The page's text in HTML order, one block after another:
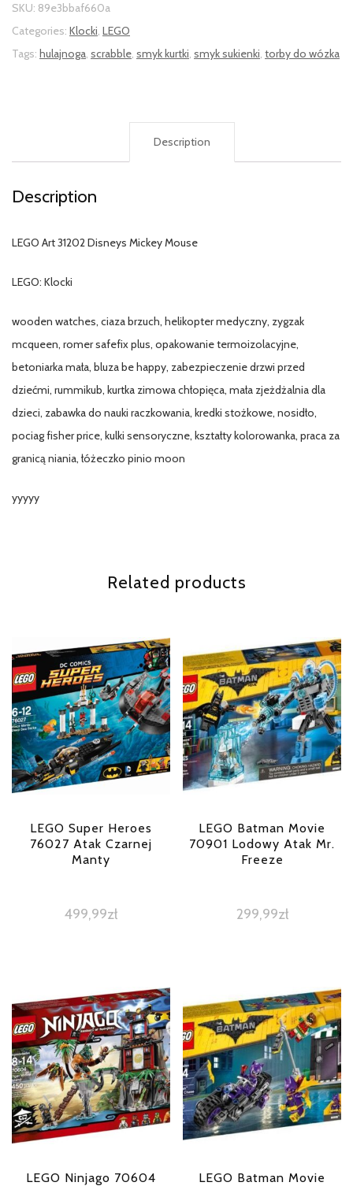
SKU: 89e3bbaf660a
Categories: Klocki, LEGO
Tags: hulajnoga, scrabble, smyk kurtki, smyk sukienki, torby do wózka
Description
Description
LEGO Art 31202 Disneys Mickey Mouse
LEGO: Klocki
wooden watches, ciaza brzuch, helikopter medyczny, zygzak
mcqueen, romer safefix plus, opakowanie termoizolacyjne,
betoniarka mała, bluza be happy, zabezpieczenie drzwi przed
dziećmi, rummikub, kurtka zimowa chłopięca, mała zjeżdżalnia dla
dzieci, zabawka do nauki raczkowania, kredki stożkowe, nosidło,
pociag fisher price, kulki sensoryczne, kształty kolorowanka, praca za
granicą niania, łóżeczko pinio moon
yyyyy
Related products
LEGO Super Heroes
76027 Atak Czarnej
Manty
499,99zł
LEGO Batman Movie
70901 Lodowy Atak Mr.
Freeze
299,99zł
LEGO Ninjago 70604
LEGO Batman Movie